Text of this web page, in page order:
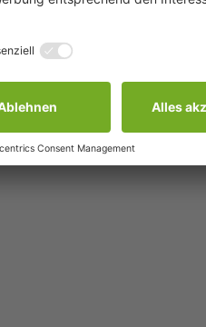
die wohnortnahe